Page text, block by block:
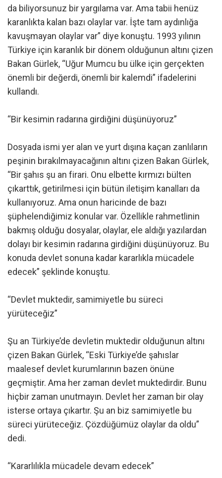
da biliyorsunuz bir yargılama var. Ama tabii henüz
karanlıkta kalan bazı olaylar var. İşte tam aydınlığa
kavuşmayan olaylar var” diye konuştu. 1993 yılının
Türkiye için karanlık bir dönem olduğunun altını çizen
Bakan Gürlek, “Uğur Mumcu bu ülke için gerçekten
önemli bir değerdi, önemli bir kalemdi” ifadelerini
kullandı.
“Bir kesimin radarına girdiğini düşünüyoruz”
Dosyada ismi yer alan ve yurt dışına kaçan zanlıların
peşinin bırakılmayacağının altını çizen Bakan Gürlek,
“Bir şahıs şu an firari. Onu elbette kırmızı bülten
çıkarttık, getirilmesi için bütün iletişim kanalları da
kullanıyoruz. Ama onun haricinde de bazı
şüphelendiğimiz konular var. Özellikle rahmetlinin
bakmış olduğu dosyalar, olaylar, ele aldığı yazılardan
dolayı bir kesimin radarına girdiğini düşünüyoruz. Bu
konuda devlet sonuna kadar kararlıkla mücadele
edecek” şeklinde konuştu.
“Devlet muktedir, samimiyetle bu süreci
yürüteceğiz”
Şu an Türkiye’de devletin muktedir olduğunun altını
çizen Bakan Gürlek, “Eski Türkiye’de şahıslar
maalesef devlet kurumlarının bazen önüne
geçmiştir. Ama her zaman devlet muktedirdir. Bunu
hiçbir zaman unutmayın. Devlet her zaman bir olay
isterse ortaya çıkartır. Şu an biz samimiyetle bu
süreci yürüteceğiz. Çözdüğümüz olaylar da oldu”
dedi.
“Kararlılıkla mücadele devam edecek”